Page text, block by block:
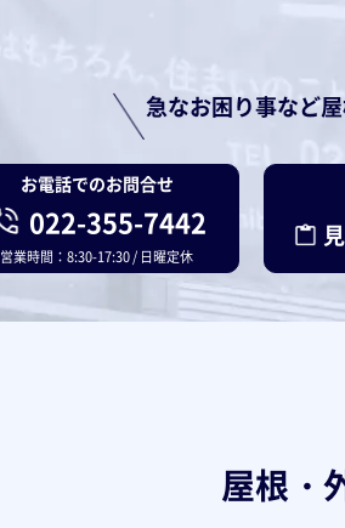
急なお困り事など
お電話でのお問合せ
022-355-7442
営業時間：8:30-17:30 / 日曜定休
屋根・